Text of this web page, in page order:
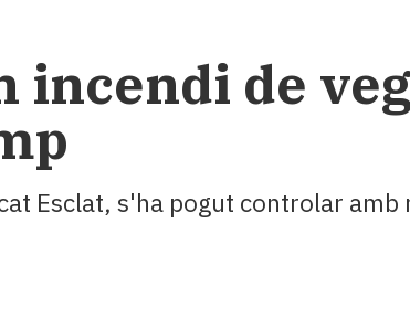
incendi de
Esclat, s'ha pogut controlar amb